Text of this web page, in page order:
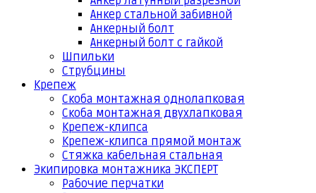
Анкер стальной забивной
Анкерный болт
Анкерный болт с гайкой
Шпильки
Струбцины
Крепеж
Скоба монтажная однолапковая
Скоба монтажная двухлапковая
Крепеж-клипса
Крепеж-клипса прямой монтаж
Стяжка кабельная стальная
Экипировка монтажника ЭКСПЕРТ
Рабочие перчатки